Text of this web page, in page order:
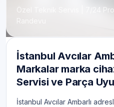
Özel Teknik Servis | 7/24
İstanbul Avcılar
Markalar marka
Servisi ve Parça
İstanbul Avcılar Ambarlı